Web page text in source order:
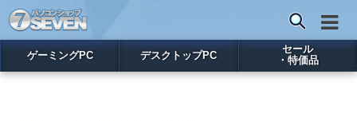
ゲーミングPC デスクトップPC
セール
・特価品